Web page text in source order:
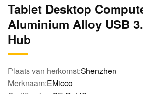
Tablet Desktop
Aluminium Alloy USB
Hub
Plaats van herkomst:Shenzhen
Merknaam:EMicco